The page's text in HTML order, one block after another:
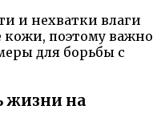
и нехватки влаги
кожи, поэтому важно
для борьбы с
жизни на